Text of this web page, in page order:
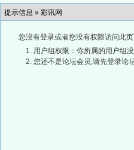
提示信息 » 彩讯网
您没有登录或者您没有权限访问此
用户组权限：你所属的用户组
您还不是论坛会员,请先登录论